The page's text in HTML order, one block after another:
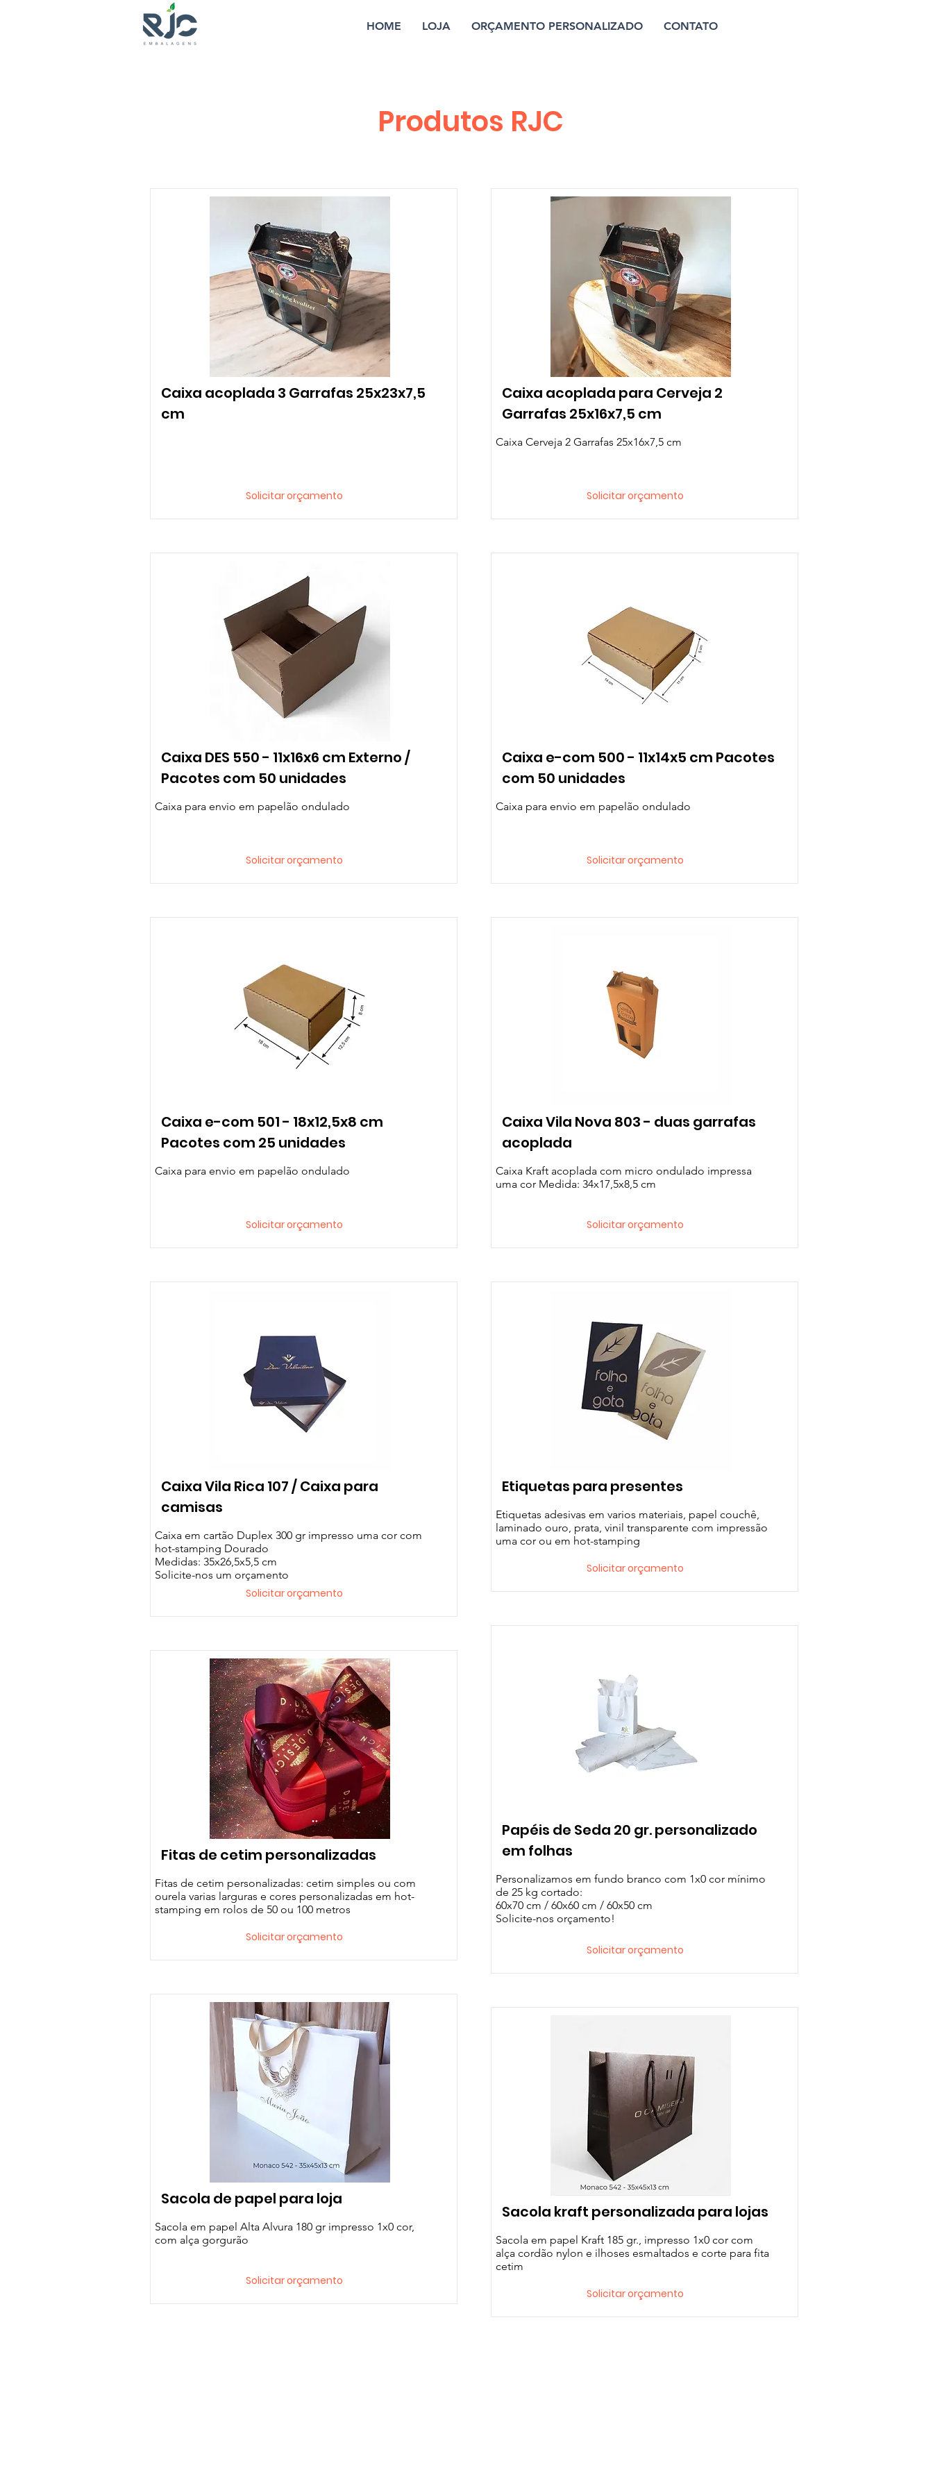
HOME LOJA ORÇAMENTO PERSONALIZADO CONTATO
Produtos RJC
Caixa acoplada 3 Garrafas 25x23x7,5
cm
Solicitar orçamento
Caixa DES 550 - 11x16x6 cm Externo /
Pacotes com 50 unidades
Caixa para envio em papelão ondulado
Solicitar orçamento
Caixa e-com 501 - 18x12,5x8 cm
Pacotes com 25 unidades
Caixa para envio em papelão ondulado
Solicitar orçamento
Caixa Vila Rica 107 / Caixa para
camisas
Caixa em cartão Duplex 300 gr impresso uma cor com
hot-stamping Dourado
Medidas: 35x26,5x5,5 cm
Solicite-nos um orçamento
Solicitar orçamento
Fitas de cetim personalizadas
Fitas de cetim personalizadas: cetim simples ou com
ourela varias larguras e cores personalizadas em hot-
stamping em rolos de 50 ou 100 metros
Solicitar orçamento
Sacola de papel para loja
Sacola em papel Alta Alvura 180 gr impresso 1x0 cor,
com alça gorgurão
Solicitar orçamento
Caixa acoplada para Cerveja 2
Garrafas 25x16x7,5 cm
Caixa Cerveja 2 Garrafas 25x16x7,5 cm
Solicitar orçamento
Caixa e-com 500 - 11x14x5 cm Pacotes
com 50 unidades
Caixa para envio em papelão ondulado
Solicitar orçamento
Caixa Vila Nova 803 - duas garrafas
acoplada
Caixa Kraft acoplada com micro ondulado impressa
uma cor Medida: 34x17,5x8,5 cm
Solicitar orçamento
Etiquetas para presentes
Etiquetas adesivas em varios materiais, papel couchê,
laminado ouro, prata, vinil transparente com impressão
uma cor ou em hot-stamping
Solicitar orçamento
Papéis de Seda 20 gr. personalizado
em folhas
Personalizamos em fundo branco com 1x0 cor mínimo
de 25 kg cortado:
60x70 cm / 60x60 cm / 60x50 cm
Solicite-nos orçamento!
Solicitar orçamento
Sacola kraft personalizada para lojas
Sacola em papel Kraft 185 gr., impresso 1x0 cor com
alça cordão nylon e ilhoses esmaltados e corte para fita
cetim
Solicitar orçamento